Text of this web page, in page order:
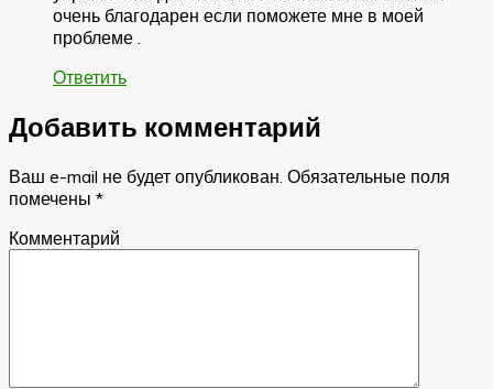
очень благодарен если поможете мне в моей
проблеме .
Ответить
Добавить комментарий
Ваш e-mail не будет опубликован. Обязательные поля
помечены *
Комментарий